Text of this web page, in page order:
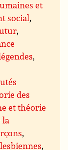
et
social,
,
,
des
et théorie
la
,
,